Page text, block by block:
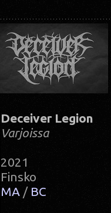
Deceiver Legion
Varjoissa
2021
Finsko
MA / BC